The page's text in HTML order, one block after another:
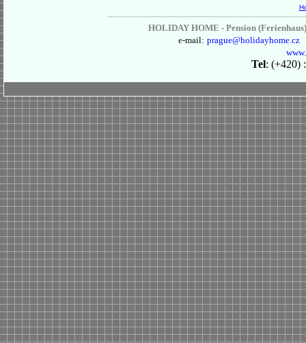
HOLIDAY HOME - Pension
e-mail: prague@holidayhome.cz
Tel: (+420)